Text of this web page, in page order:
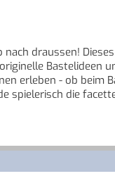
draussen!
Bastelideen
erleben - ob beim
spielerisch die
Naturprojekten